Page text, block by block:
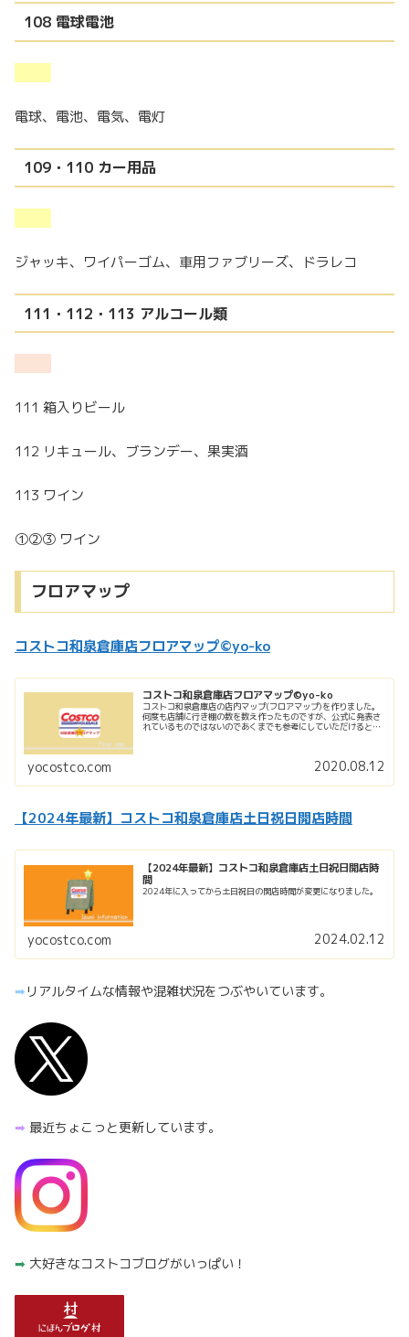
108 電球電池
電球、電池、電気、電灯
109・110 カー用品
ジャッキ、ワイパーゴム、車用ファブリーズ、ドラレコ
111・112・113 アルコール類
111 箱入りビール
112 リキュール、ブランデー、果実酒
113 ワイン
①②③ ワイン
フロアマップ
コストコ和泉倉庫店フロアマップ©yo-ko
コストコ和泉倉庫店フロアマップ©yo-ko
コストコ和泉倉庫店の店内マップ(フロアマップ)を作りました。
何度も店舗に行き棚の数を数え作ったものですが、公式に発表さ
れているものではないのであくまでも参考にしていただけると嬉
yocostco.com 2020.08.12
【2024年最新】コストコ和泉倉庫店土日祝日開店時間
【2024年最新】コストコ和泉倉庫店土日祝日開店時
間
2024年に入ってから土日祝日の開店時間が変更になりました。
yocostco.com 2024.02.12
➡︎リアルタイムな情報や混雑状況をつぶやいています。
➡︎ 最近ちょこっと更新しています。
➡︎ 大好きなコストコブログがいっぱい！